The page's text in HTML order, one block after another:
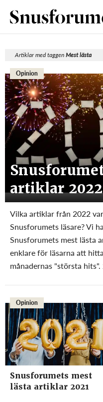
Artiklar med taggenMest lästa
Opinion
artiklar 2022
Vilka artiklar från 2022
Snusforumets läsare? Vi
Snusforumets mest lästa
enklare för läsarna att
månadernas "största
Opinion
Snusforumets mest
lästa artiklar 2021